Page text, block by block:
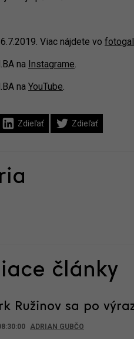
Viac nájdete vo
na Instagrame.
na YouTube.
Zdieľať Zdieľať
články
Ružinov sa po
ADRIAN GUBČO